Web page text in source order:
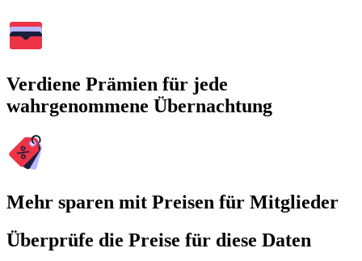
Verdiene Prämien für jede
wahrgenommene Übernachtung
Mehr sparen mit Preisen für Mitglieder
Überprüfe die Preise für diese Daten